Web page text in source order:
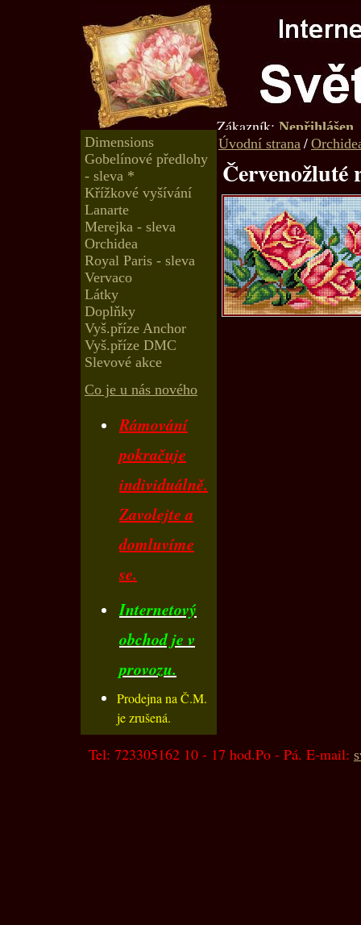
Zákazník: Nepřihlášen
Dimensions
Gobelínové předlohy
- sleva *
Křížkové vyšívání
Lanarte
Merejka - sleva
Orchidea
Royal Paris - sleva
Vervaco
Látky
Doplňky
Vyš.příze Anchor
Vyš.příze DMC
Slevové akce
Co je u nás nového
Rámování
pokračuje
individuálně.
Zavolejte a
domluvíme
se.
Internetový
obchod je v
provozu.
Prodejna na Č.M.
je zrušená.
Úvodní strana /
Červenožluté
Tel: 723305162 10 - 17 hod.Po - Pá. E-mail: